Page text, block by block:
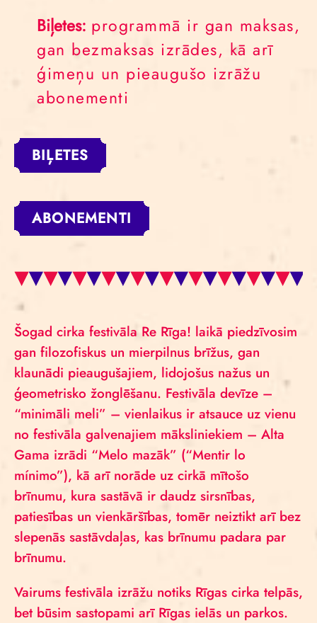
Biļetes: programmā ir gan maksas,
gan bezmaksas izrādes, kā arī
ģimeņu un pieaugušo izrāžu
abonementi
BIĻETES
ABONEMENTI
Šogad cirka festivāla Re Rīga! laikā piedzīvosim
gan filozofiskus un mierpilnus brīžus, gan
klaunādi pieaugušajiem, lidojošus nažus un
ģeometrisko žonglēšanu. Festivāla devīze –
“minimāli meli” – vienlaikus ir atsauce uz vienu
no festivāla galvenajiem māksliniekiem – Alta
Gama izrādi “Melo mazāk” (“Mentir lo
mínimo”), kā arī norāde uz cirkā mītošo
brīnumu, kura sastāvā ir daudz sirsnības,
patiesības un vienkāršības, tomēr neiztikt arī bez
slepenās sastāvdaļas, kas brīnumu padara par
brīnumu.
Vairums festivāla izrāžu notiks Rīgas cirka telpās,
bet būsim sastopami arī Rīgas ielās un parkos.